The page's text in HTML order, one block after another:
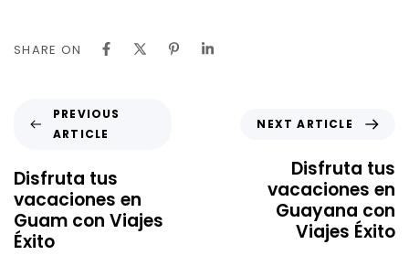
SHARE ON
PREVIOUS
ARTICLE
Disfruta tus
vacaciones en
Guam con Viajes
Éxito
NEXT ARTICLE
Disfruta tus
vacaciones en
Guayana con
Viajes Éxito